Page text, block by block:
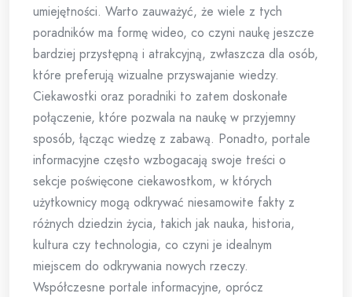
umiejętności. Warto zauważyć, że wiele z tych
poradników ma formę wideo, co czyni naukę jeszcze
bardziej przystępną i atrakcyjną, zwłaszcza dla osób,
które preferują wizualne przyswajanie wiedzy.
Ciekawostki oraz poradniki to zatem doskonałe
połączenie, które pozwala na naukę w przyjemny
sposób, łącząc wiedzę z zabawą. Ponadto, portale
informacyjne często wzbogacają swoje treści o
sekcje poświęcone ciekawostkom, w których
użytkownicy mogą odkrywać niesamowite fakty z
różnych dziedzin życia, takich jak nauka, historia,
kultura czy technologia, co czyni je idealnym
miejscem do odkrywania nowych rzeczy.
Współczesne portale informacyjne, oprócz